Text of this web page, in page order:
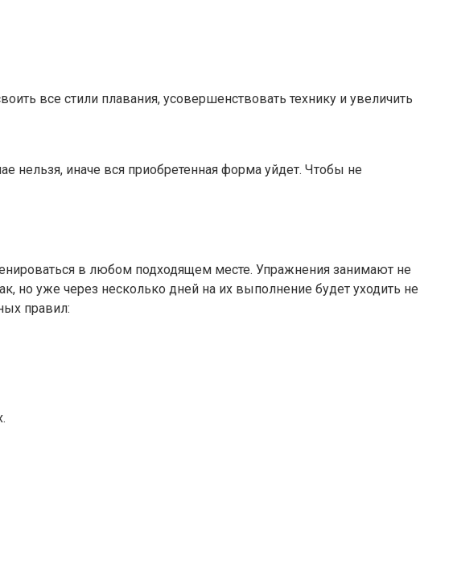
все стили плавания, усовершенствовать технику и увеличить
нельзя, иначе вся приобретенная форма уйдет. Чтобы не
в любом подходящем месте. Упражнения занимают не
уже через несколько дней на их выполнение будет уходить не
правил: